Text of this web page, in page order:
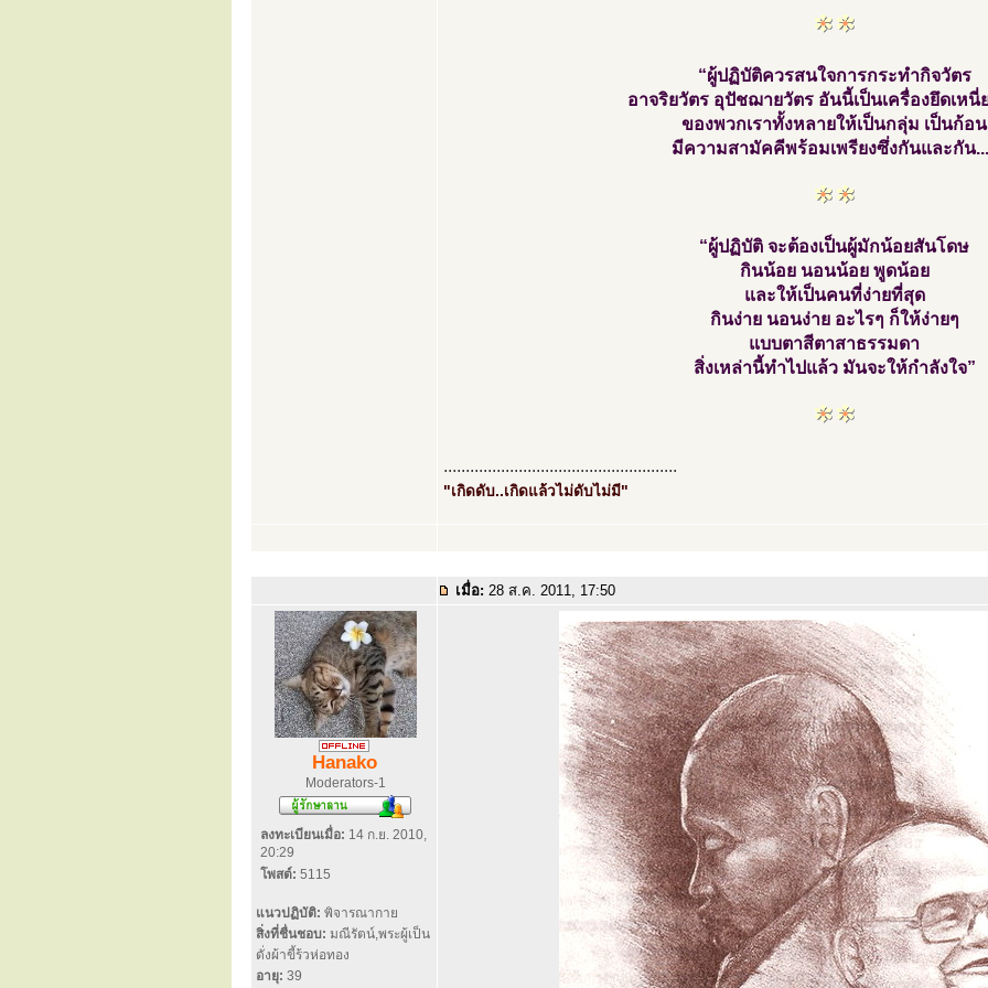
“ผู้ปฏิบัติควรสนใจการกระทำกิจวัตร
อาจริยวัตร อุปัชฌายวัตร อันนี้เป็นเครื่องยึดเหนี่
ของพวกเราทั้งหลายให้เป็นกลุ่ม เป็นก้อน
มีความสามัคคีพร้อมเพรียงซึ่งกันและกัน
“ผู้ปฏิบัติ จะต้องเป็นผู้มักน้อยสันโดษ
กินน้อย นอนน้อย พูดน้อย
และให้เป็นคนที่ง่ายที่สุด
กินง่าย นอนง่าย อะไรๆ ก็ให้ง่ายๆ
แบบตาสีตาสาธรรมดา
สิ่งเหล่านี้ทำไปแล้ว มันจะให้กำลังใจ”
.....................................................
"เกิดดับ..เกิดแล้วไม่ดับไม่มี"
เมื่อ: 28 ส.ค. 2011, 17:50
Hanako
Moderators-1
ลงทะเบียนเมื่อ: 14 ก.ย. 2010,
20:29
โพสต์: 5115
แนวปฏิบัติ: พิจารณากาย
สิ่งที่ชื่นชอบ: มณีรัตน์,พระผู้เป็น
ดั่งผ้าขี้ร้วห่อทอง
อายุ: 39